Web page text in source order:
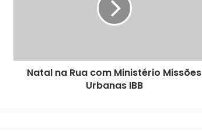
Natal na Rua com Ministério Missões
Urbanas IBB